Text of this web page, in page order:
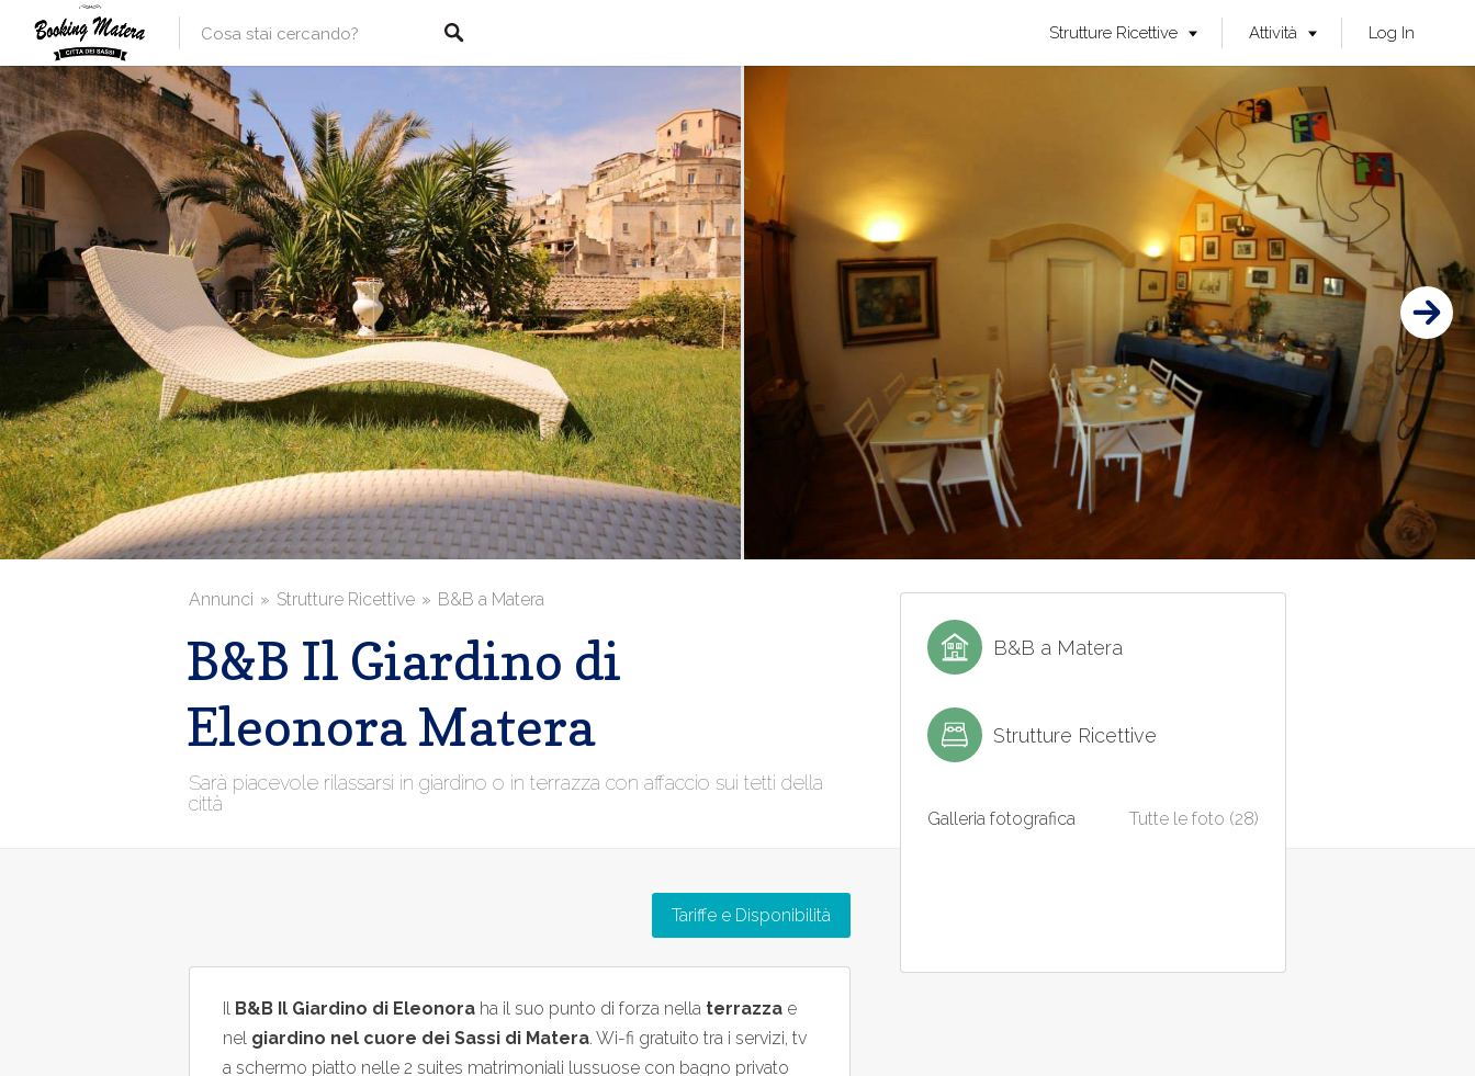
Strutture Ricettive Attività Log In
Annunci Strutture Ricettive B&B a Matera
B&B Il Giardino di
Eleonora Matera
Sarà piacevole rilassarsi in giardino o in terrazza con affaccio sui tetti della
città
Tariffe e Disponibilità
Il B&B Il Giardino di Eleonora ha il suo punto di forza nella terrazza e
nel giardino nel cuore dei Sassi di Matera. Wi-fi gratuito tra i servizi, tv
a schermo piatto nelle 2 suites matrimoniali lussuose con bagno privato
B&B a Matera
Strutture Ricettive
Galleria fotografica Tutte le foto (28)